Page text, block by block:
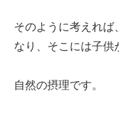
そのように考えれば
なり、そこには子供
自然の摂理です。